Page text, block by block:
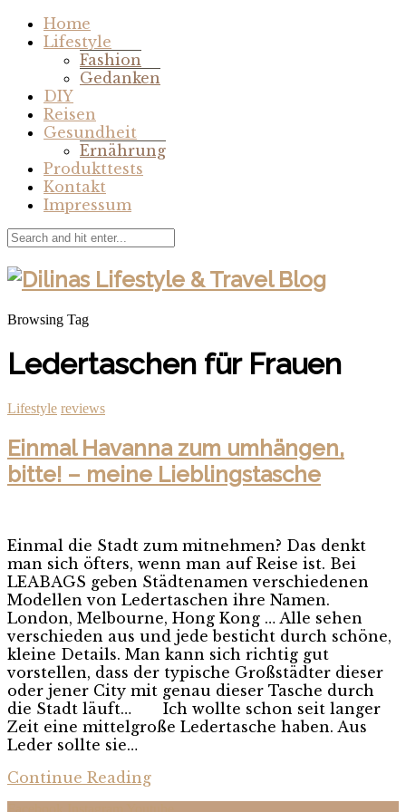
Home
Lifestyle
Fashion
Gedanken
DIY
Reisen
Gesundheit
Ernährung
Produkttests
Kontakt
Impressum
Browsing Tag
Ledertaschen für Frauen
Lifestyle reviews
Einmal Havanna zum umhängen,
bitte! – meine Lieblingstasche
Einmal die Stadt zum mitnehmen? Das denkt
man sich öfters, wenn man auf Reise ist. Bei
LEABAGS geben Städtenamen verschiedenen
Modellen von Ledertaschen ihre Namen.
London, Melbourne, Hong Kong … Alle sehen
verschieden aus und jede besticht durch schöne,
kleine Details. Man kann sich richtig gut
vorstellen, dass der typische Großstädter dieser
oder jener City mit genau dieser Tasche durch
die Stadt läuft… Ich wollte schon seit langer
Zeit eine mittelgroße Ledertasche haben. Aus
Leder sollte sie…
Continue Reading